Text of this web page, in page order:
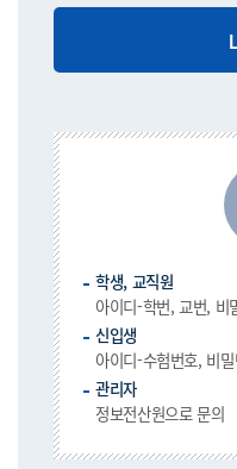
학생, 교직원
아이디-학번, 교번, 비
신입생
아이디-수험번호, 비
관리자
정보전산원으로 문의